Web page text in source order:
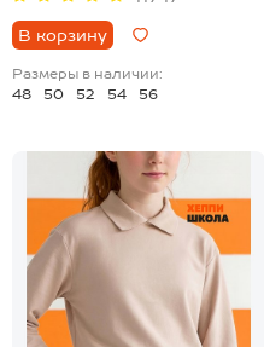
В корзину
Размеры в наличии:
48
50 52 54 56